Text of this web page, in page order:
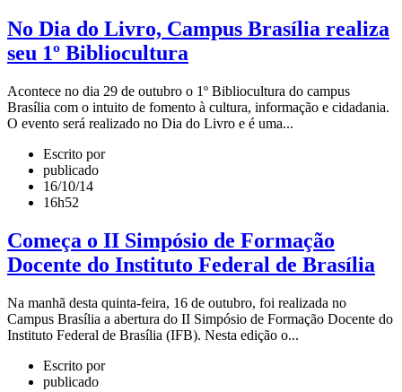
No Dia do Livro, Campus Brasília realiza
seu 1º Bibliocultura
Acontece no dia 29 de outubro o 1º Bibliocultura do campus
Brasília com o intuito de fomento à cultura, informação e cidadania.
O evento será realizado no Dia do Livro e é uma...
Escrito por
publicado
16/10/14
16h52
Começa o II Simpósio de Formação
Docente do Instituto Federal de Brasília
Na manhã desta quinta-feira, 16 de outubro, foi realizada no
Campus Brasília a abertura do II Simpósio de Formação Docente do
Instituto Federal de Brasília (IFB). Nesta edição o...
Escrito por
publicado